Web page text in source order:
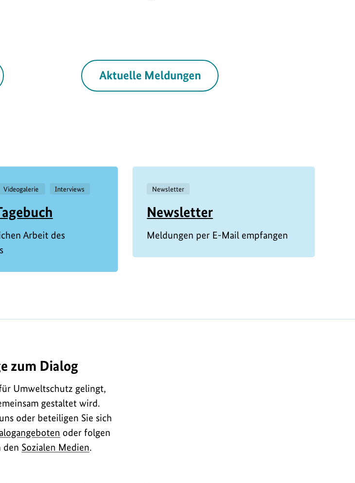
Aktuelle Meldungen
Videogalerie Interviews
Arbeit des
Newsletter
Newsletter
Meldungen per E-Mail empfangen
zum Dialog
Umweltschutz gelingt,
gestaltet wird.
oder beteiligen Sie sich
oder folgen
den Sozialen Medien.